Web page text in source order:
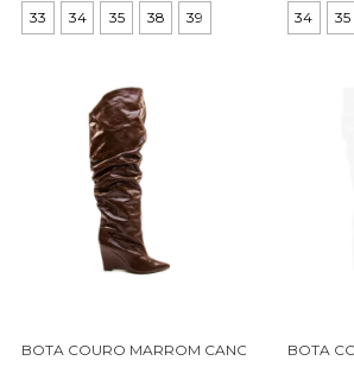
33 34 35 38 39 34 35
BOTA COURO MARROM CANO LONGOBOTA